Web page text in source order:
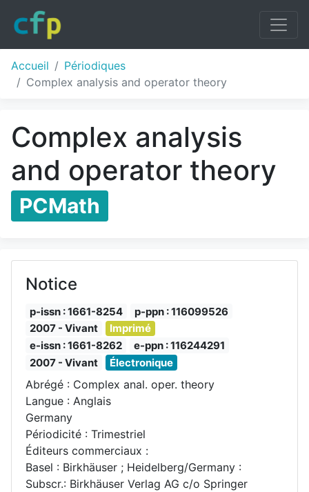
Accueil
Périodiques
Complex analysis and operator theory
Complex analysis
and operator theory
PCMath
Notice
p-issn : 1661-8254
p-ppn : 116099526
2007 - Vivant
Imprimé
e-issn : 1661-8262
e-ppn : 116244291
2007 - Vivant
Électronique
Abrégé : Complex anal. oper. theory
Langue : Anglais
Germany
Périodicité : Trimestriel
Éditeurs commerciaux :
Basel : Birkhäuser ; Heidelberg/Germany :
Subscr.: Birkhäuser Verlag AG c/o Springer